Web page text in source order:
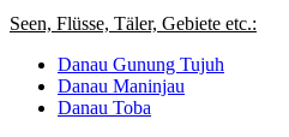
Seen, Flüsse, Täler, Gebiete etc.:
Danau Gunung Tujuh
Danau Maninjau
Danau Toba